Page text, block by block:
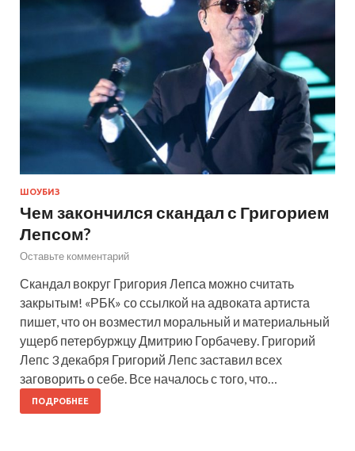
ШОУБИЗ
Чем закончился скандал с Григорием
Лепсом?
Оставьте комментарий
Скандал вокруг Григория Лепса можно считать
закрытым! «РБК» со ссылкой на адвоката артиста
пишет, что он возместил моральный и материальный
ущерб петербуржцу Дмитрию Горбачеву. Григорий
Лепс 3 декабря Григорий Лепс заставил всех
заговорить о себе. Все началось с того, что…
ПОДРОБНЕЕ